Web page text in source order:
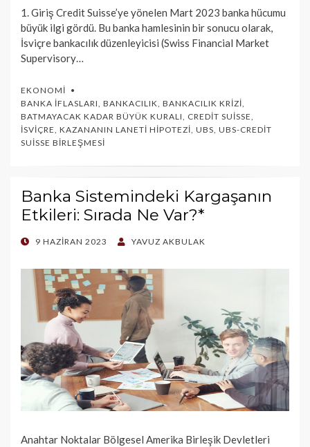
1. Giriş Credit Suisse’ye yönelen Mart 2023 banka hücumu
büyük ilgi gördü. Bu banka hamlesinin bir sonucu olarak,
İsviçre bankacılık düzenleyicisi (Swiss Financial Market
Supervisory…
EKONOMI
BANKA İFLASLARI, BANKACILIK, BANKACILIK KRIZI,
BATMAYACAK KADAR BÜYÜK KURALI, CREDIT SUISSE,
İSVIÇRE, KAZANANIN LANETI HIPOTEZI, UBS, UBS-CREDIT
SUISSE BIRLEŞMESI
Banka Sistemindeki Kargaşanın
Etkileri: Sırada Ne Var?*
POSTED
9 HAZIRAN 2023 YAVUZ AKBULAK
Anahtar Noktalar Bölgesel Amerika Birleşik Devletleri